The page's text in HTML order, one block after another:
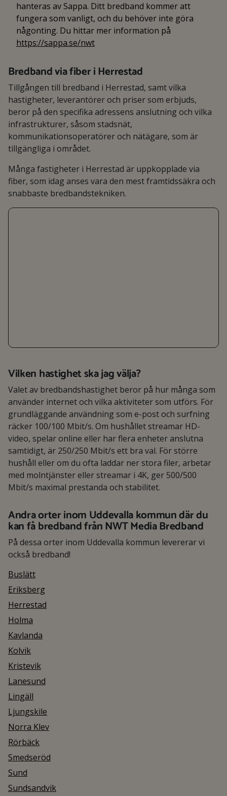
hanteras av Sappa. Ditt bredband kommer att
fungera som vanligt, och du behöver inte göra
någonting. Du hittar mer information på
https://sappa.se/nwt
Bredband via fiber i Herrestad
Tillgången till bredband i Herrestad, samt vilka
hastigheter, leverantörer och priser som erbjuds,
beror på den specifika adressens anslutning och vilka
infrastrukturer, såsom stadsnät,
kommunikationsoperatörer och nätägare, som är
tillgängliga i området.
Många fastigheter i Herrestad är uppkopplade via
fiber, som idag anses vara den mest framtidssäkra och
snabbaste bredbandstekniken.
Vilken hastighet ska jag välja?
Valet av bredbandshastighet beror på hur många som
använder internet och vilka aktiviteter som utförs. För
grundläggande användning som e-post och surfning
räcker 100/100 Mbit/s. Om hushållet streamar HD-
video, spelar online eller har flera enheter anslutna
samtidigt, är 250/250 Mbit/s ett bra val. För större
hushåll eller om du ofta laddar ner stora filer, arbetar
med molntjänster eller streamar i 4K, ger 500/500
Mbit/s maximal prestanda och stabilitet.
Andra orter inom Uddevalla kommun där du
kan få bredband från NWT Media Bredband
På dessa orter inom Uddevalla kommun levererar vi
också bredband!
Buslätt
Eriksberg
Herrestad
Holma
Kavlanda
Kolvik
Kristevik
Lanesund
Lingäll
Ljungskile
Norra Klev
Rörbäck
Smedseröd
Sund
Sundsandvik